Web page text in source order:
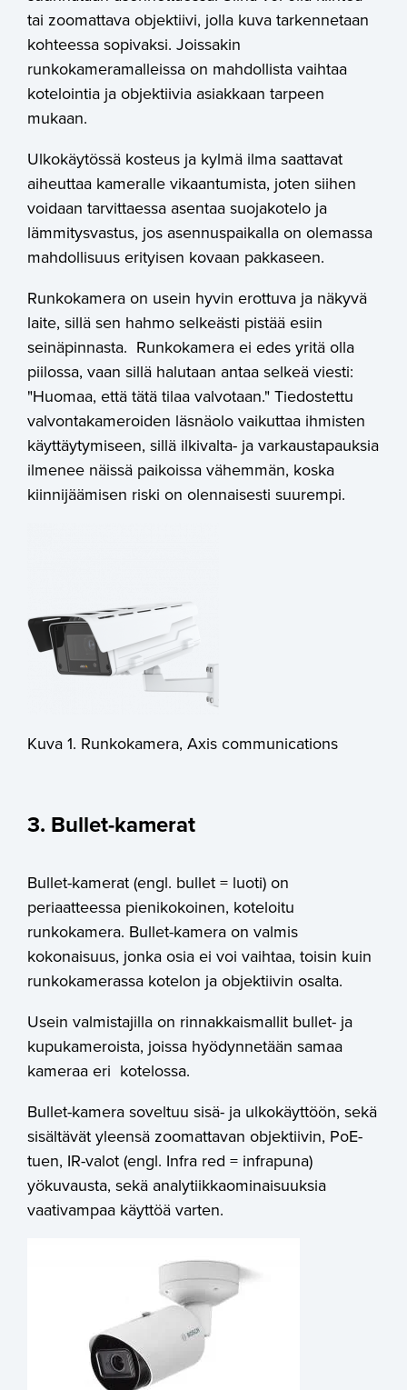
tai zoomattava objektiivi, jolla kuva tarkennetaan
kohteessa sopivaksi. Joissakin
runkokameramalleissa on mahdollista vaihtaa
kotelointia ja objektiivia asiakkaan tarpeen
mukaan.
Ulkokäytössä kosteus ja kylmä ilma saattavat
aiheuttaa kameralle vikaantumista, joten siihen
voidaan tarvittaessa asentaa suojakotelo ja
lämmitysvastus, jos asennuspaikalla on olemassa
mahdollisuus erityisen kovaan pakkaseen.
Runkokamera on usein hyvin erottuva ja näkyvä
laite, sillä sen hahmo selkeästi pistää esiin
seinäpinnasta. Runkokamera ei edes yritä olla
piilossa, vaan sillä halutaan antaa selkeä viesti:
"Huomaa, että tätä tilaa valvotaan." Tiedostettu
valvontakameroiden läsnäolo vaikuttaa ihmisten
käyttäytymiseen, sillä ilkivalta- ja varkaustapauksia
ilmenee näissä paikoissa vähemmän, koska
kiinnijäämisen riski on olennaisesti suurempi.
Kuva 1. Runkokamera, Axis communications
3. Bullet-kamerat
Bullet-kamerat (engl. bullet = luoti) on
periaatteessa pienikokoinen, koteloitu
runkokamera. Bullet-kamera on valmis
kokonaisuus, jonka osia ei voi vaihtaa, toisin kuin
runkokamerassa kotelon ja objektiivin osalta.
Usein valmistajilla on rinnakkaismallit bullet- ja
kupukameroista, joissa hyödynnetään samaa
kameraa eri kotelossa.
Bullet-kamera soveltuu sisä- ja ulkokäyttöön, sekä
sisältävät yleensä zoomattavan objektiivin, PoE-
tuen, IR-valot (engl. Infra red = infrapuna)
yökuvausta, sekä analytiikkaominaisuuksia
vaativampaa käyttöä varten.